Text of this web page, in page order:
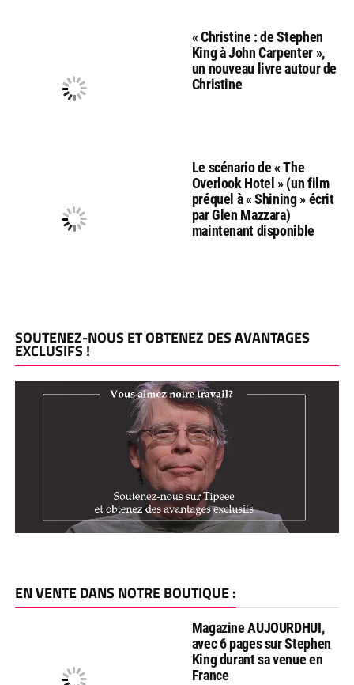
« Christine : de Stephen
King à John Carpenter »,
un nouveau livre autour de
Christine
Le scénario de « The
Overlook Hotel » (un film
préquel à « Shining » écrit
par Glen Mazzara)
maintenant disponible
SOUTENEZ-NOUS ET OBTENEZ DES AVANTAGES
EXCLUSIFS !
EN VENTE DANS NOTRE BOUTIQUE :
Magazine AUJOURDHUI,
avec 6 pages sur Stephen
King durant sa venue en
France